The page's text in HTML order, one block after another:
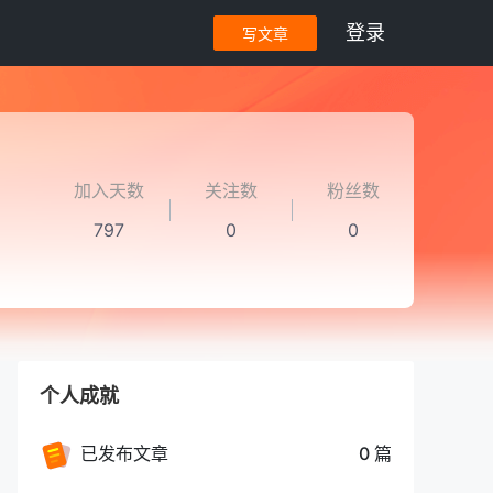
写文章 登录
加入天数
797
关注数
0
粉丝数
0
个人成就
已发布文章 0 篇